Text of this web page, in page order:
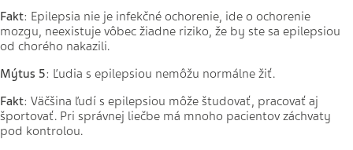
Fakt: Epilepsia nie je infekčné ochorenie, ide o ochorenie
mozgu, neexistuje vôbec žiadne riziko, že by ste sa epilepsiou
od chorého nakazili.
Mýtus 5: Ľudia s epilepsiou nemôžu normálne žiť.
Fakt: Väčšina ľudí s epilepsiou môže študovať, pracovať aj
športovať. Pri správnej liečbe má mnoho pacientov záchvaty
pod kontrolou.